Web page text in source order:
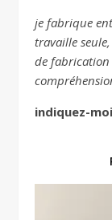
je fabrique
travaille
de
indiquez-